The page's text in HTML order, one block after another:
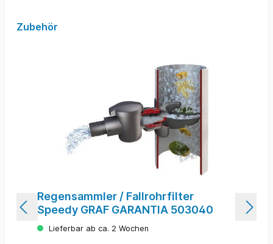
Zubehör
Regensammler / Fallrohrfilter
Speedy GRAF GARANTIA 503040
Lieferbar ab ca. 2 Wochen